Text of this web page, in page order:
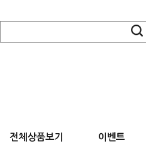
전체상품보기 이벤트